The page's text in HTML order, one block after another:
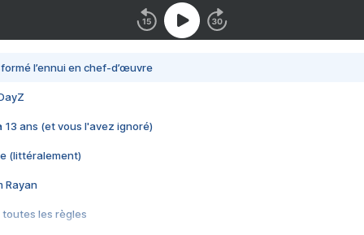
l’ennui en chef-d’œuvre
13 ans (et vous l'avez ignoré)
(littéralement)
Rayan
toutes les règles